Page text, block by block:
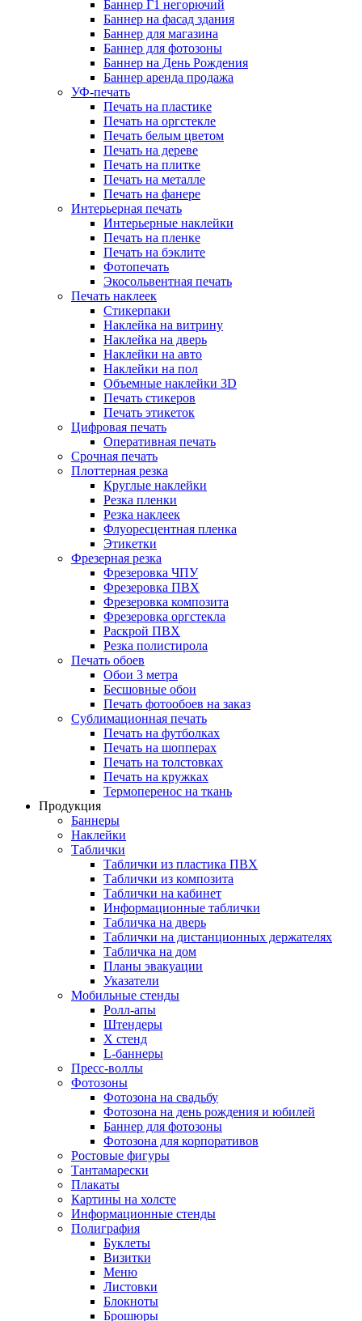
Баннер Г1 негорючий
Баннер на фасад здания
Баннер для магазина
Баннер для фотозоны
Баннер на День Рождения
Баннер аренда продажа
УФ-печать
Печать на пластике
Печать на оргстекле
Печать белым цветом
Печать на дереве
Печать на плитке
Печать на металле
Печать на фанере
Интерьерная печать
Интерьерные наклейки
Печать на пленке
Печать на бэклите
Фотопечать
Экосольвентная печать
Печать наклеек
Стикерпаки
Наклейка на витрину
Наклейка на дверь
Наклейки на авто
Наклейки на пол
Объемные наклейки 3D
Печать стикеров
Печать этикеток
Цифровая печать
Оперативная печать
Срочная печать
Плоттерная резка
Круглые наклейки
Резка пленки
Резка наклеек
Флуоресцентная пленка
Этикетки
Фрезерная резка
Фрезеровка ЧПУ
Фрезеровка ПВХ
Фрезеровка композита
Фрезеровка оргстекла
Раскрой ПВХ
Резка полистирола
Печать обоев
Обои 3 метра
Бесшовные обои
Печать фотообоев на заказ
Сублимационная печать
Печать на футболках
Печать на шопперах
Печать на толстовках
Печать на кружках
Термоперенос на ткань
Продукция
Баннеры
Наклейки
Таблички
Таблички из пластика ПВХ
Таблички из композита
Таблички на кабинет
Информационные таблички
Табличка на дверь
Таблички на дистанционных держателях
Табличка на дом
Планы эвакуации
Указатели
Мобильные стенды
Ролл-апы
Штендеры
Х стенд
L-баннеры
Пресс-воллы
Фотозоны
Фотозона на свадьбу
Фотозона на день рождения и юбилей
Баннер для фотозоны
Фотозона для корпоративов
Ростовые фигуры
Тантамарески
Плакаты
Картины на холсте
Информационные стенды
Полиграфия
Буклеты
Визитки
Меню
Листовки
Блокноты
Брошюры